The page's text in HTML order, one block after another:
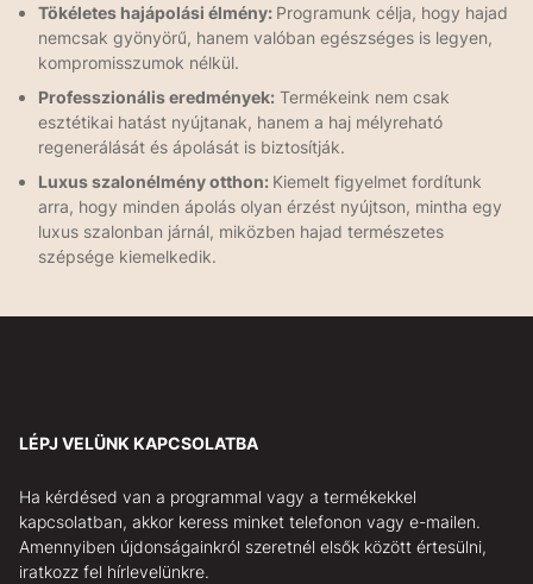
Tökéletes hajápolási élmény: Programunk célja, hogy hajad
nemcsak gyönyörű, hanem valóban egészséges is legyen,
kompromisszumok nélkül.
Professzionális eredmények: Termékeink nem csak
esztétikai hatást nyújtanak, hanem a haj mélyreható
regenerálását és ápolását is biztosítják.
Luxus szalonélmény otthon: Kiemelt figyelmet fordítunk
arra, hogy minden ápolás olyan érzést nyújtson, mintha egy
luxus szalonban járnál, miközben hajad természetes
szépsége kiemelkedik.
LÉPJ VELÜNK KAPCSOLATBA
Ha kérdésed van a programmal vagy a termékekkel
kapcsolatban, akkor keress minket telefonon vagy e-mailen.
Amennyiben újdonságainkról szeretnél elsők között értesülni,
iratkozz fel hírlevelünkre.